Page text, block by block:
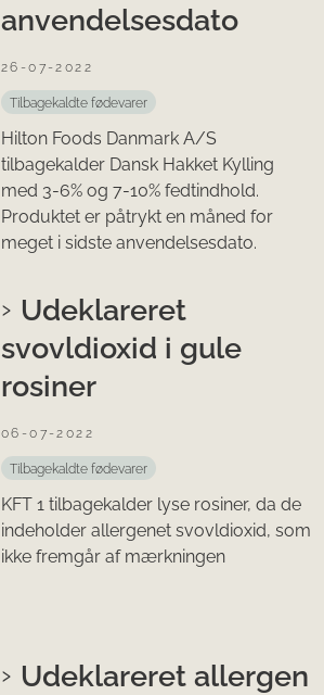
anvendelsesdato
26-07-2022
Tilbagekaldte fødevarer
Hilton Foods Danmark A/S
tilbagekalder Dansk Hakket Kylling
med 3-6% og 7-10% fedtindhold.
Produktet er påtrykt en måned for
meget i sidste anvendelsesdato.
Udeklareret
svovldioxid i gule
rosiner
06-07-2022
Tilbagekaldte fødevarer
KFT 1 tilbagekalder lyse rosiner, da de
indeholder allergenet svovldioxid, som
ikke fremgår af mærkningen
Udeklareret allergen